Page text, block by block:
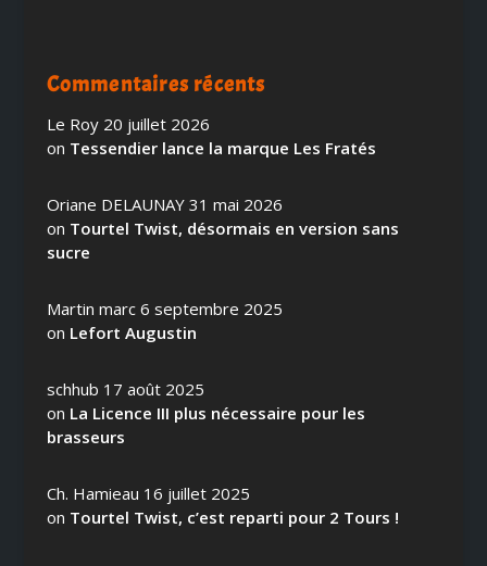
Commentaires récents
Le Roy 20 juillet 2026
on Tessendier lance la marque Les Fratés
Oriane DELAUNAY 31 mai 2026
on Tourtel Twist, désormais en version sans
sucre
Martin marc 6 septembre 2025
on Lefort Augustin
schhub 17 août 2025
on La Licence III plus nécessaire pour les
brasseurs
Ch. Hamieau 16 juillet 2025
on Tourtel Twist, c’est reparti pour 2 Tours !